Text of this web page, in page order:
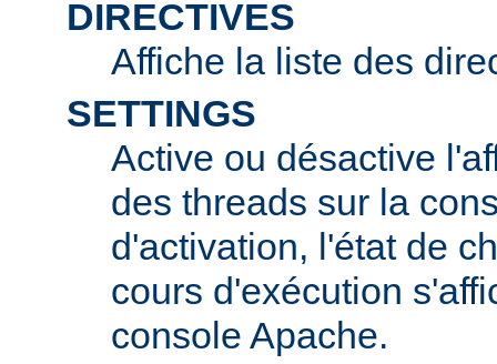
DIRECTIVES
Affiche la liste des
SETTINGS
Active ou désactive
des threads sur la
d'activation, l'état de
cours d'exécution
console Apache.